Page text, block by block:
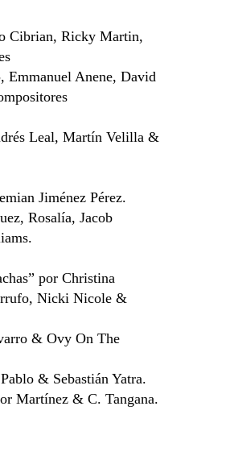
Cibrian, Ricky Martin,
Emmanuel Anene, David
Leal, Martín Velilla &
Jiménez Pérez.
Rosalía, Jacob
por Christina
Nicki Nicole &
& Ovy On The
& Sebastián Yatra.
Martínez & C. Tangana.